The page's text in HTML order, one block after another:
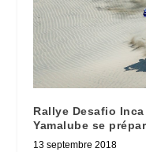
Rallye Desafio Inca
Yamalube se
13 septembre 2018